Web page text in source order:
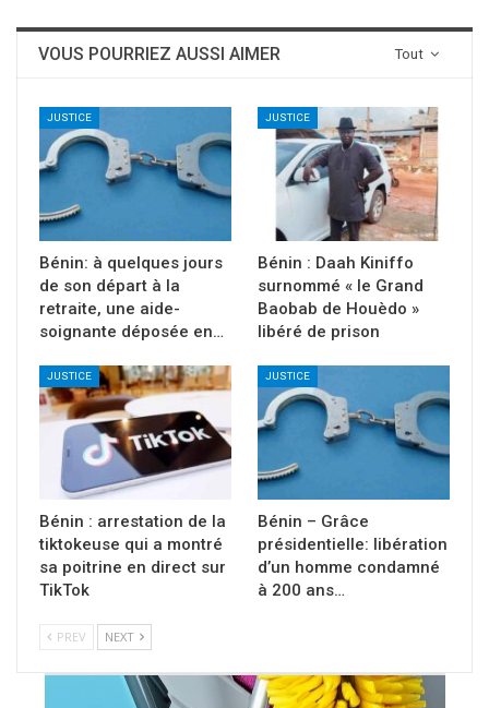
Tout
VOUS POURRIEZ AUSSI AIMER
JUSTICE
Bénin: à quelques jours
de son départ à la
retraite, une aide-
soignante déposée en…
JUSTICE
Bénin : Daah Kiniffo
surnommé « le Grand
Baobab de Houèdo »
libéré de prison
JUSTICE
Bénin : arrestation de la
tiktokeuse qui a montré
sa poitrine en direct sur
TikTok
JUSTICE
Bénin – Grâce
présidentielle: libération
d’un homme condamné
à 200 ans…
PREV NEXT